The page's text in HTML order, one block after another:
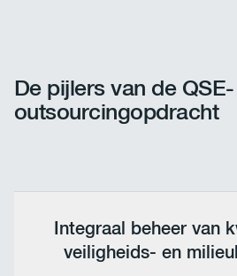
De pijlers van de QSE-
outsourcingopdracht
Integraal beheer van
veiligheids- en